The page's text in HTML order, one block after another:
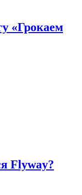
«Грокаем
Flyway?